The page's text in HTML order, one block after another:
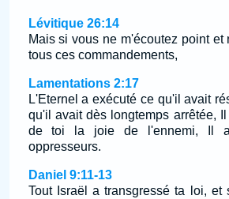
Lévitique 26:14
Mais si vous ne m'écoutez point
tous ces commandements,
Lamentations 2:17
L'Eternel a exécuté ce qu'il avait
qu'il avait dès longtemps arrêtée,
de toi la joie de l'ennemi, Il
oppresseurs.
Daniel 9:11-13
Tout Israël a transgressé ta loi, et